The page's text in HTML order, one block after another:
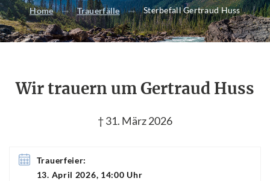
Home Trauerfälle Sterbefall Gertraud Huss
Wir trauern um Gertraud Huss
† 31. März 2026
Trauerfeier:
13. April 2026, 14:00 Uhr